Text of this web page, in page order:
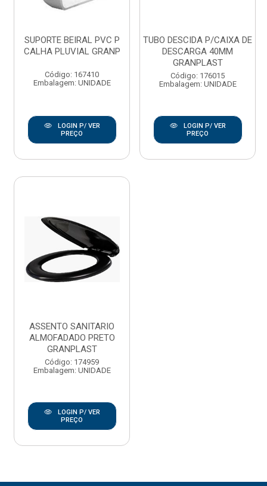
SUPORTE BEIRAL PVC P
CALHA PLUVIAL GRANP
Código: 167410
Embalagem: UNIDADE
LOGIN P/ VER
PREÇO
TUBO DESCIDA P/CAIXA DE
DESCARGA 40MM
GRANPLAST
Código: 176015
Embalagem: UNIDADE
LOGIN P/ VER
PREÇO
ASSENTO SANITARIO
ALMOFADADO PRETO
GRANPLAST
Código: 174959
Embalagem: UNIDADE
LOGIN P/ VER
PREÇO